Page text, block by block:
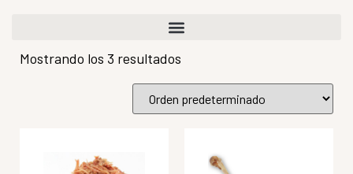
Mostrando los 3 resultados